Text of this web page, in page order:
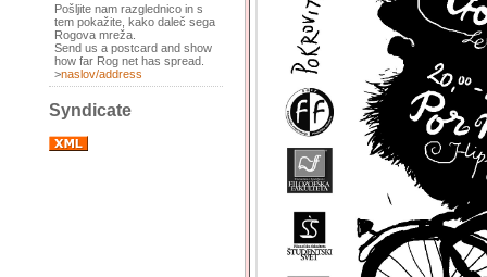
Pošljite nam razglednico in s
tem pokažite, kako daleč sega
Rogova mreža.
Send us a postcard and show
how far Rog net has spread.
>naslov/address
Syndicate